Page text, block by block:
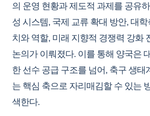
의 운영 현황과 제도적 과제를 공유
성 시스템, 국제 교류 확대 방안, 대
치와 역할, 미래 지향적 경쟁력 강화
논의가 이뤄졌다. 이를 통해 양국은
한 선수 공급 구조를 넘어, 축구 생태
는 핵심 축으로 자리매김할 수 있는
색한다.